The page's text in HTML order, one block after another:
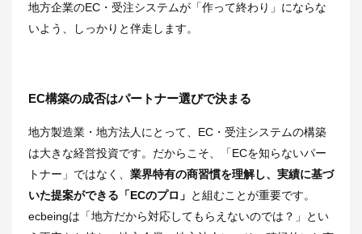
地方企業のEC・受注システムが「作って終わり」にならな
いよう、しっかりと伴走します。
EC構築の成否はパートナー選びで決まる
地方製造業・地方法人にとって、EC・受注システムの構築
は大きな経営投資です。だからこそ、「ECを知らないパー
トナー」ではなく、 業界特有の商習慣を理解し、実績に基づ
いた提案ができる「ECのプロ」 と組むことが重要です。
ecbeingは「地方だから対応してもらえないのでは？」とい